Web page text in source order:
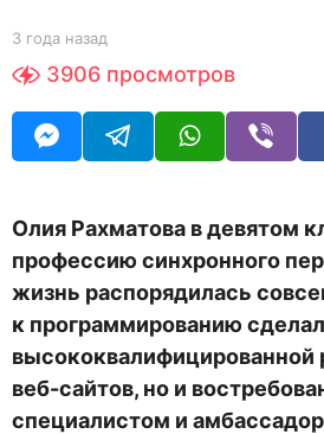
b
Y
3 года назад
о
а
н
д
3906 просмотров
Олия Рахматова в девятом
профессию синхронного
жизнь распорядилась
к программированию
высококвалифицированной
веб-сайтов, но и
специалистом и